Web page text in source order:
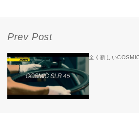
Prev Post
全く新しい